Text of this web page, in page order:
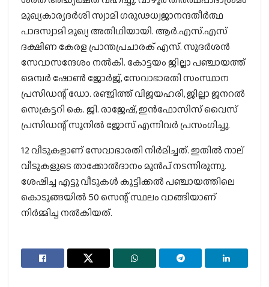
മുഖ്യകാര്യദർശി സ്വാമി ഗരുഢധ്വജാനന്ദതീർത്ഥ
പാദസ്വാമി മുഖ്യ അതിഥിയായി. ആർ.എസ്.എസ്
ദക്ഷിണ കേരള പ്രാന്തപ്രചാരക് എസ്. സുദർശൻ
സേവാസന്ദേശം നൽകി. കോട്ടയം ജില്ലാ പഞ്ചായത്ത്
മെമ്പർ ഷോൺ ജോർജ്, സേവാഭാരതി സംസ്ഥാന
പ്രസിഡന്റ് ഡോ. രഞ്ജിത്ത് വിജയഹരി, ജില്ലാ ജനറൽ
സെക്രട്ടറി കെ. ജി. രാജേഷ്, ഇൻഫോസിസ് വൈസ്
പ്രസിഡന്റ് സുനിൽ ജോസ് എന്നിവർ പ്രസംഗിച്ചു.
12 വീടുകളാണ് സേവാഭാരതി നിർമിച്ചത്. ഇതിൽ നാല്
വീടുകളുടെ താക്കോൽദാനം മുൻപ് നടന്നിരുന്നു.
ശേഷിച്ച എട്ടു വീടുകൾ കൂട്ടിക്കൽ പഞ്ചായത്തിലെ
കൊടുങ്ങയിൽ 50 സെന്റ് സ്ഥലം വാങ്ങിയാണ്
നിർമ്മിച്ച നൽകിയത്.